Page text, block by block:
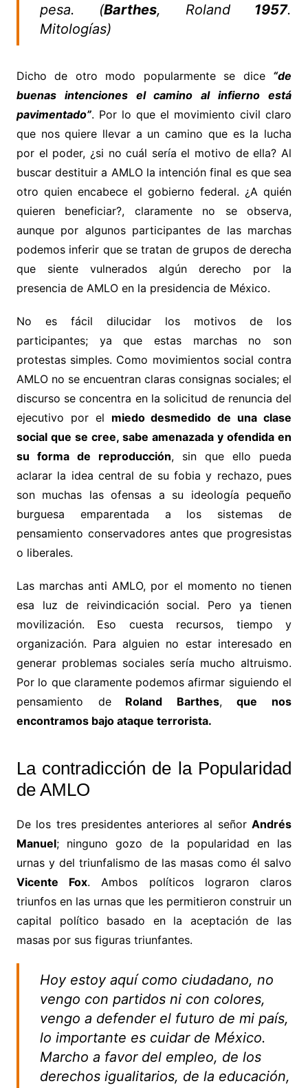
pesa. (Barthes, Roland 1957.
Mitologías)
Dicho de otro modo popularmente se dice “de
buenas intenciones el camino al infierno está
pavimentado”. Por lo que el movimiento civil claro
que nos quiere llevar a un camino que es la lucha
por el poder, ¿si no cuál sería el motivo de ella? Al
buscar destituir a AMLO la intención final es que sea
otro quien encabece el gobierno federal. ¿A quién
quieren beneficiar?, claramente no se observa,
aunque por algunos participantes de las marchas
podemos inferir que se tratan de grupos de derecha
que siente vulnerados algún derecho por la
presencia de AMLO en la presidencia de México.
No es fácil dilucidar los motivos de los
participantes; ya que estas marchas no son
protestas simples. Como movimientos social contra
AMLO no se encuentran claras consignas sociales; el
discurso se concentra en la solicitud de renuncia del
ejecutivo por el miedo desmedido de una clase
social que se cree, sabe amenazada y ofendida en
su forma de reproducción, sin que ello pueda
aclarar la idea central de su fobia y rechazo, pues
son muchas las ofensas a su ideología pequeño
burguesa emparentada a los sistemas de
pensamiento conservadores antes que progresistas
o liberales.
Las marchas anti AMLO, por el momento no tienen
esa luz de reivindicación social. Pero ya tienen
movilización. Eso cuesta recursos, tiempo y
organización. Para alguien no estar interesado en
generar problemas sociales sería mucho altruismo.
Por lo que claramente podemos afirmar siguiendo el
pensamiento deRoland Barthes,que nos
encontramos bajo ataque terrorista.
La contradicción de la Popularidad
de AMLO
De los tres presidentes anteriores al señorAndrés
Manuel; ninguno gozo de la popularidad en las
urnas y del triunfalismo de las masas como él salvo
Vicente Fox. Ambos políticos lograron claros
triunfos en las urnas que les permitieron construir un
capital político basado en la aceptación de las
masas por sus figuras triunfantes.
Hoy estoy aquí como ciudadano, no
vengo con partidos ni con colores,
vengo a defender el futuro de mi país,
lo importante es cuidar de México.
Marcho a favor del empleo, de los
derechos igualitarios, de la educación,